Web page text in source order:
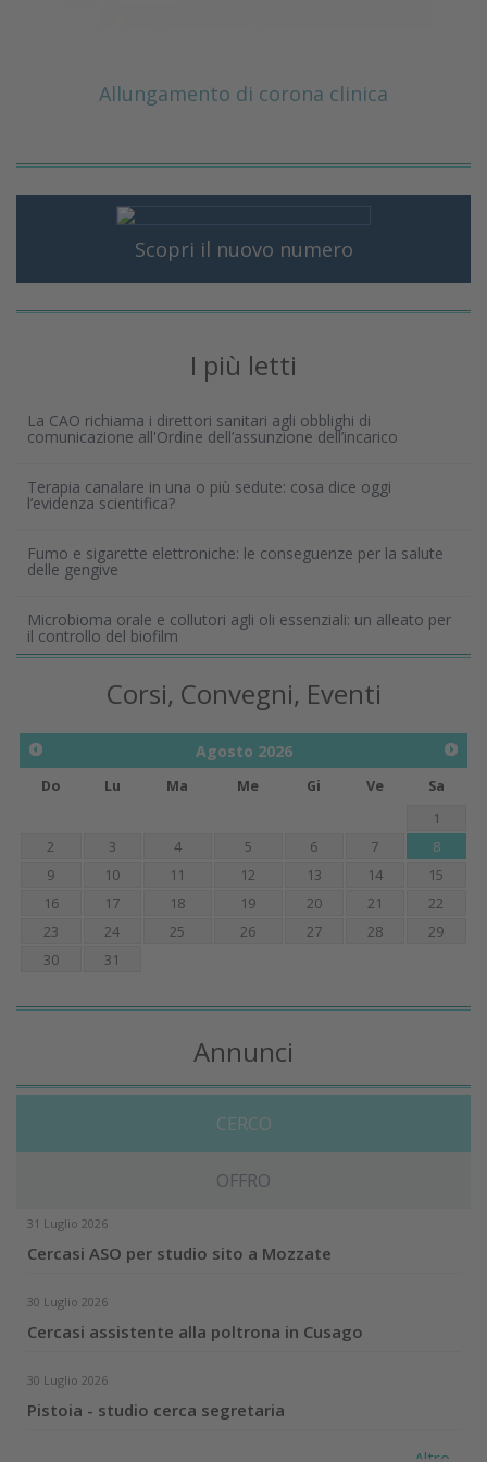
Allungamento di corona clinica
Scopri il nuovo numero
I più letti
La CAO richiama i direttori sanitari agli obblighi di
comunicazione all'Ordine dell’assunzione dell’incarico
Terapia canalare in una o più sedute: cosa dice oggi
l’evidenza scientifica?
Fumo e sigarette elettroniche: le conseguenze per la salute
delle gengive
Microbioma orale e collutori agli oli essenziali: un alleato per
il controllo del biofilm
Corsi, Convegni, Eventi
Agosto 2026
Do Lu Ma Me Gi Ve
Sa
1
2
3 4 5 6 7
8
9
10 11 12 13 14
15
16
17 18 19 20 21
22
23
24 25 26 27 28
29
30
31
Annunci
CERCO
OFFRO
31 Luglio 2026
Cercasi ASO per studio sito a Mozzate
30 Luglio 2026
Cercasi assistente alla poltrona in Cusago
30 Luglio 2026
Pistoia - studio cerca segretaria
Altro...